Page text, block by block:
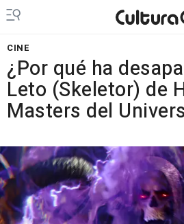
CINE
¿Por qué ha
Leto (Skeletor) de
Masters del